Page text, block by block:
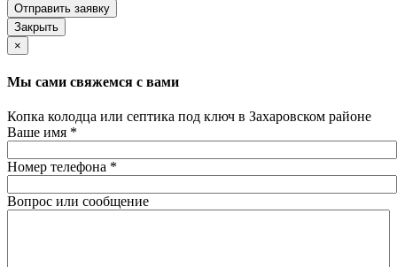
Отправить заявку
Закрыть
×
Мы сами свяжемся с вами
Копка колодца или септика под ключ в Захаровском районе
Ваше имя *
Номер телефона *
Вопрос или сообщение